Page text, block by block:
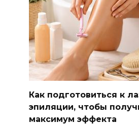
Как подготовиться к
эпиляции, чтобы
максимум эффекта